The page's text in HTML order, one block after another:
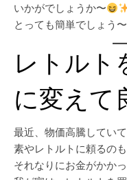
いかがでしょうか〜
とっても簡単でしょう〜
レトルト
に変えて
最近、物価高騰していて
素やレトルトに頼るの
それなりにお金がかか